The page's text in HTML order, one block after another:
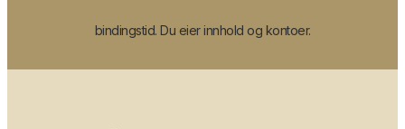
bindingstid. Du eier innhold og kontoer.